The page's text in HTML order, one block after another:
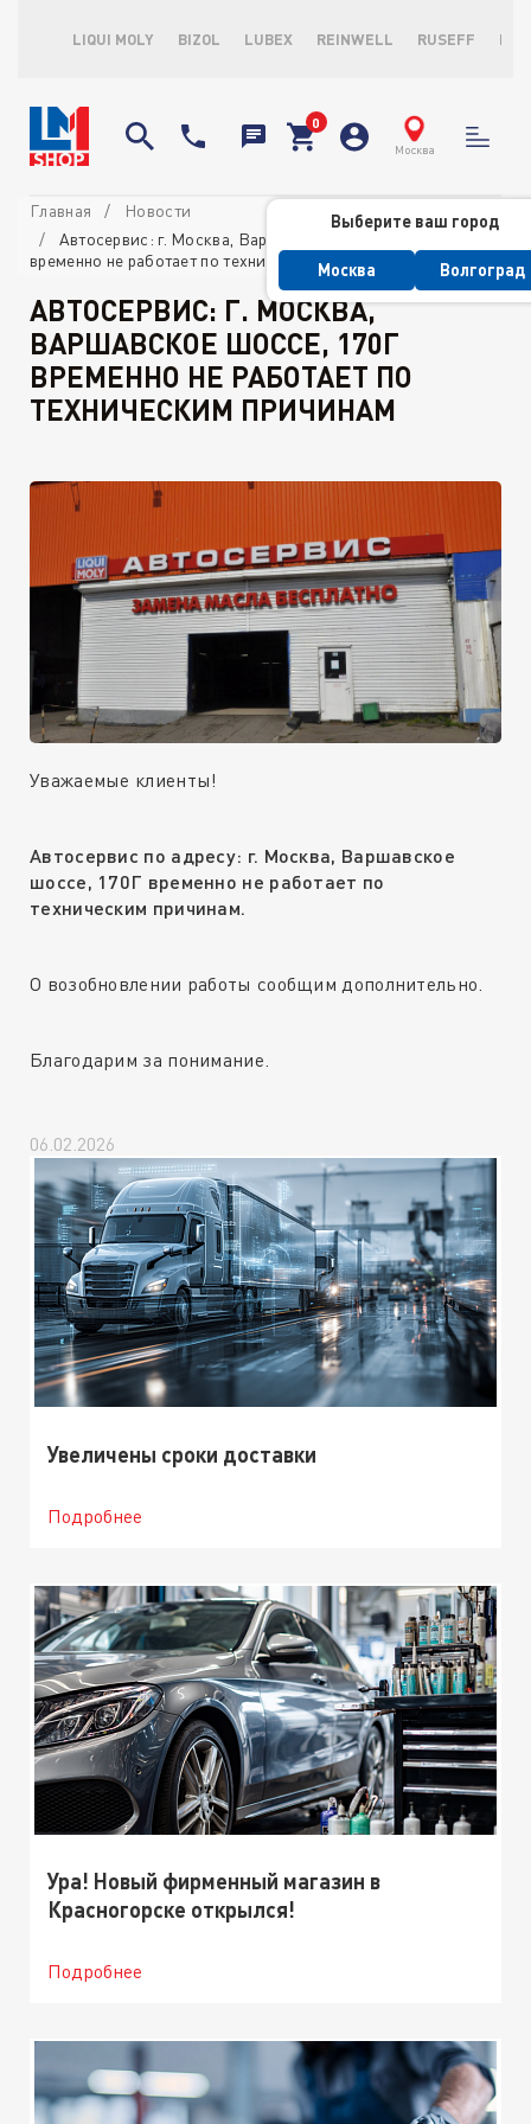
LIQUI MOLY BIZOL LUBEX REINWELL RUSEFF
Москва
Выберите ваш город
Москва Волгоград
Главная
Новости
Автосервис: г. Москва, Варшавское шоссе, 170Г
временно не работает по техническим причинам
АВТОСЕРВИС: Г. МОСКВА,
ВАРШАВСКОЕ ШОССЕ, 170Г
ВРЕМЕННО НЕ РАБОТАЕТ ПО
ТЕХНИЧЕСКИМ ПРИЧИНАМ
Уважаемые клиенты!
Автосервис по адресу: г. Москва, Варшавское
шоссе, 170Г временно не работает по
техническим причинам.
О возобновлении работы сообщим дополнительно.
Благодарим за понимание.
06.02.2026
Увеличены сроки доставки
Подробнее
Ура! Новый фирменный магазин в
Красногорске открылся!
Подробнее